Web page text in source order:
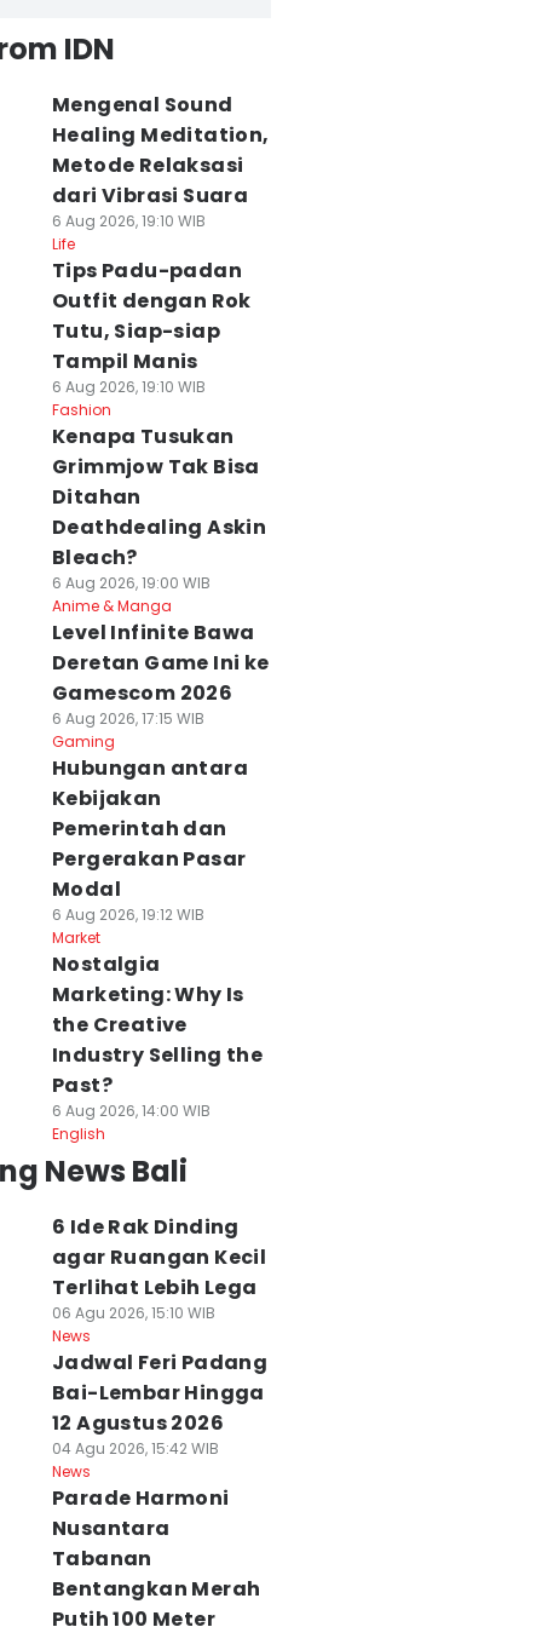
IDN
Mengenal Sound
Healing Meditation,
Metode Relaksasi
dari Vibrasi Suara
6 Aug 2026, 19:10 WIB
Life
Tips Padu-padan
Outfit dengan Rok
Tutu, Siap-siap
Tampil Manis
6 Aug 2026, 19:10 WIB
Fashion
Kenapa Tusukan
Grimmjow Tak Bisa
Ditahan
Deathdealing Askin
Bleach?
6 Aug 2026, 19:00 WIB
Anime & Manga
Level Infinite Bawa
Deretan Game Ini ke
Gamescom 2026
6 Aug 2026, 17:15 WIB
Gaming
Hubungan antara
Kebijakan
Pemerintah dan
Pergerakan Pasar
Modal
6 Aug 2026, 19:12 WIB
Market
Nostalgia
Marketing: Why Is
the Creative
Industry Selling the
Past?
6 Aug 2026, 14:00 WIB
English
News Bali
6 Ide Rak Dinding
agar Ruangan Kecil
Terlihat Lebih Lega
06 Agu 2026, 15:10 WIB
News
Jadwal Feri Padang
Bai-Lembar Hingga
12 Agustus 2026
04 Agu 2026, 15:42 WIB
News
Parade Harmoni
Nusantara
Tabanan
Bentangkan Merah
Putih 100 Meter